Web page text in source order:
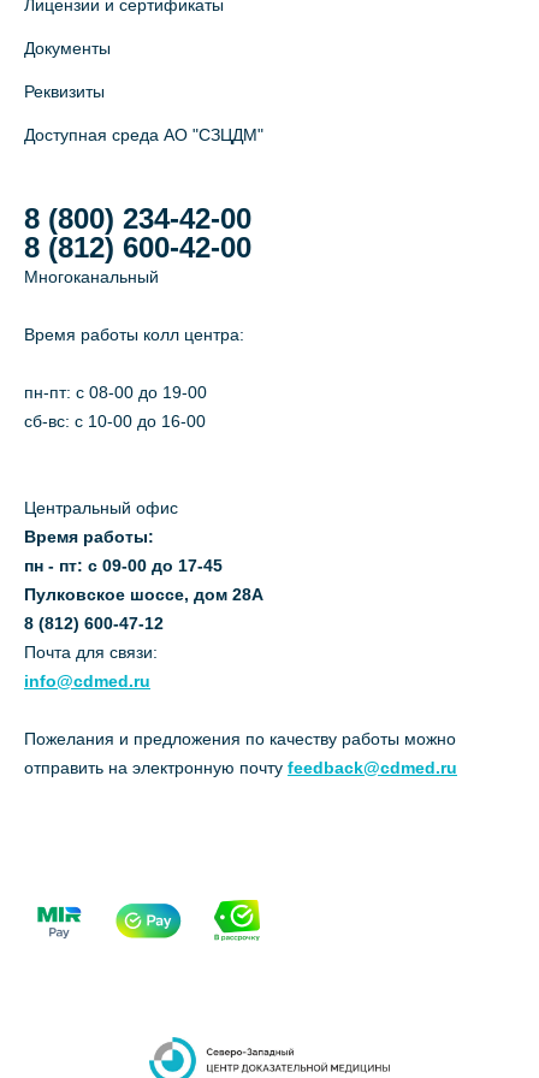
Лицензии и сертификаты
Документы
Реквизиты
Доступная среда АО "СЗЦДМ"
8 (800) 234-42-00
8 (812) 600-42-00
Многоканальный
Время работы колл центра:
пн-пт: c 08-00 до 19-00
сб-вс: с 10-00 до 16-00
Центральный офис
Время работы:
пн - пт: с 09-00 до 17-45
Пулковское шоссе, дом 28А
8 (812) 600-47-12
Почта для связи:
info@cdmed.ru
Пожелания и предложения по качеству работы можно
отправить на электронную почту feedback@cdmed.ru